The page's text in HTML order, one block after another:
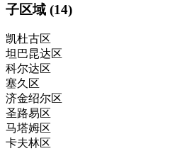
子区域 (14)
凯杜古区
坦巴昆达区
科尔达区
塞久区
济金绍尔区
圣路易区
马塔姆区
卡夫林区